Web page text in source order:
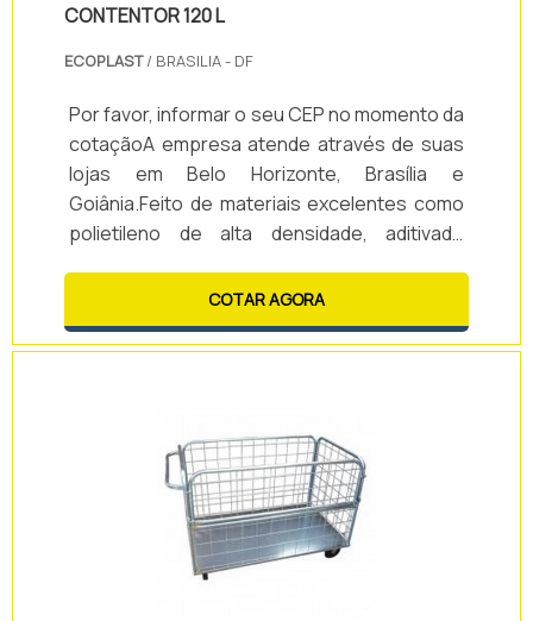
CONTENTOR 120 L
ECOPLAST/ BRASILIA - DF
Por favor, informar o seu CEP no momento da
cotaçãoA empresa atende através de suas
lojas em Belo Horizonte, Brasília e
Goiânia.Feito de materiais excelentes como
polietileno de alta densidade, aditivado
destinado ao acondicionamento e
transporte de resíduos sólidos.Esse
transporte se dá a coleta de resíduos em
contentores 120 l são utilizados em locais
como condomínios, es.
COTAR AGORA